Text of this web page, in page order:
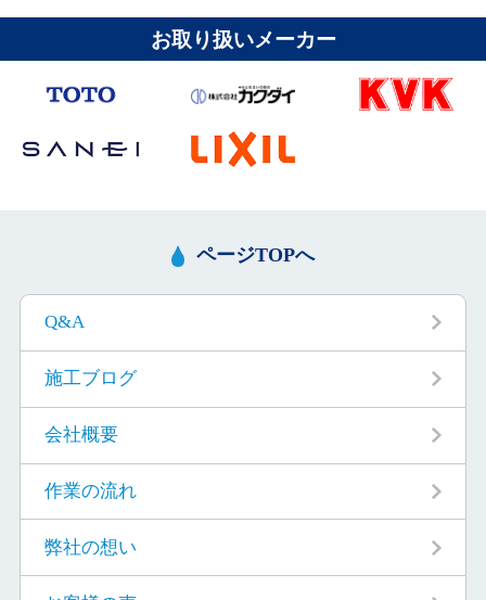
お取り扱いメーカー
Q&A
施工ブログ
会社概要
作業の流れ